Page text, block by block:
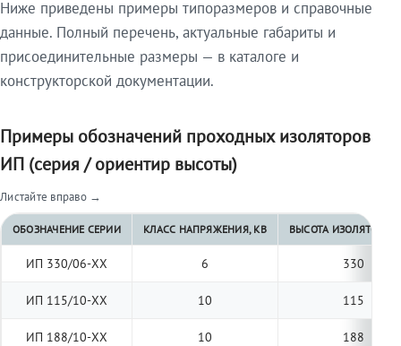
Ниже приведены примеры типоразмеров и справочные
данные. Полный перечень, актуальные габариты и
присоединительные размеры — в каталоге и
конструкторской документации.
Примеры обозначений проходных изоляторов
ИП (серия / ориентир высоты)
Листайте вправо →
ОБОЗНАЧЕНИЕ СЕРИИ КЛАСС НАПРЯЖЕНИЯ, КВ ВЫСОТА ИЗОЛЯТОРА,
ИП 330/06-ХХ 6 330
ИП 115/10-ХХ 10 115
ИП 188/10-ХХ 10 188